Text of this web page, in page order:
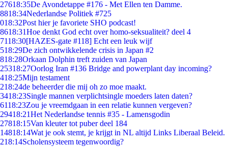
27618:35De Avondetappe #176 - Met Ellen ten Damme.
8818:34Nederlandse Politiek #725
018:32Post hier je favoriete SHO podcast!
8618:31Hoe denkt God echt over homo-seksualiteit? deel 4
7118:30[HAZES-gate #118] Echt een leuk wijf
518:29De zich ontwikkelende crisis in Japan #2
818:28Orkaan Dolphin treft zuiden van Japan
25318:27Oorlog Iran #136 Bridge and powerplant day incoming?
418:25Mijn testament
218:24de beheerder die mij oh zo moe maakt.
3418:23Single mannen verplichtsingle moeders laten daten?
6118:23Zou je vreemdgaan in een relatie kunnen vergeven?
29418:21Het Nederlandse tennis #35 - Lamensgodin
27818:15Van kleuter tot puber deel 184
14818:14Wat je ook stemt, je krijgt in NL altijd Links Liberaal Beleid.
218:14Scholensysteem tegenwoordig?